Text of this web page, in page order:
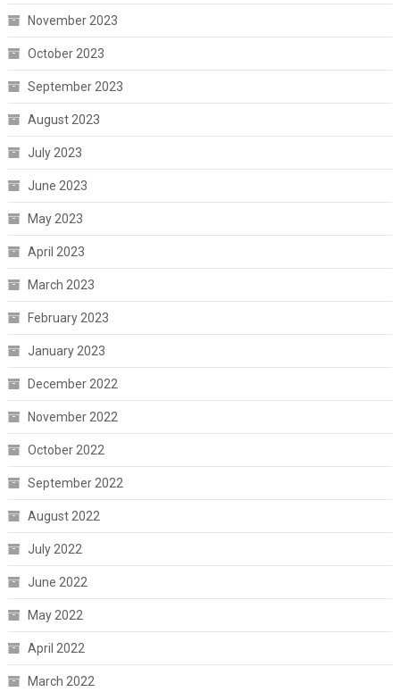
November 2023
October 2023
September 2023
August 2023
July 2023
June 2023
May 2023
April 2023
March 2023
February 2023
January 2023
December 2022
November 2022
October 2022
September 2022
August 2022
July 2022
June 2022
May 2022
April 2022
March 2022